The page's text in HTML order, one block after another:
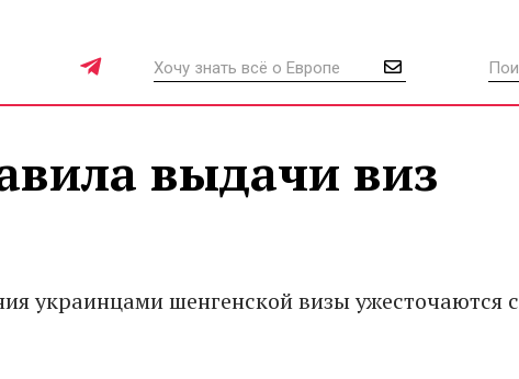
выдачи виз
украинцами шенгенской визы ужесточаются с